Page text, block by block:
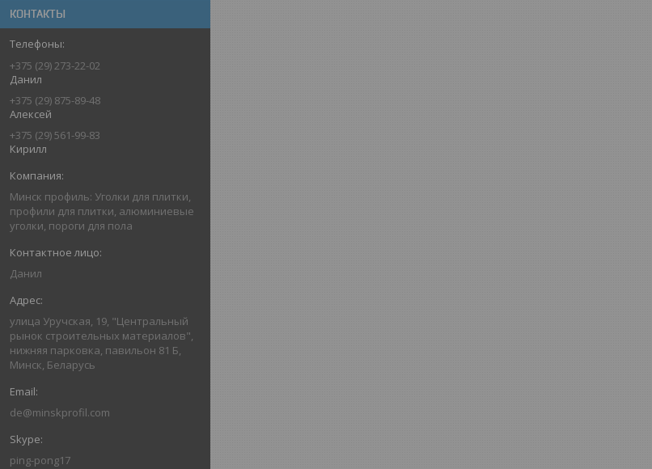
КОНТАКТЫ
+375 (29) 273-22-02
Данил
+375 (29) 875-89-48
Алексей
+375 (29) 561-99-83
Кирилл
Минск профиль: Уголки для плитки,
профили для плитки, алюминиевые
уголки, пороги для пола
Данил
улица Уручская, 19, "Центральный
рынок строительных материалов",
нижняя парковка, павильон 81 Б,
Минск, Беларусь
de@minskprofil.com
ping-pong17